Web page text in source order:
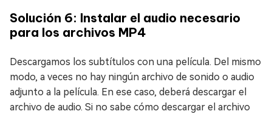
Solución 6: Instalar el audio necesario
para los archivos MP4
Descargamos los subtítulos con una película. Del mismo
modo, a veces no hay ningún archivo de sonido o audio
adjunto a la película. En ese caso, deberá descargar el
archivo de audio. Si no sabe cómo descargar el archivo